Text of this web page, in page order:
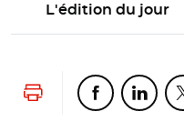
L'édition du jour
Lancer l'impression
Partager